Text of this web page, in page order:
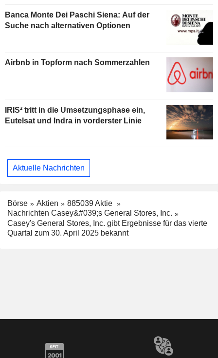
Banca Monte Dei Paschi Siena: Auf der
Suche nach alternativen Optionen
Airbnb in Topform nach Sommerzahlen
IRIS² tritt in die Umsetzungsphase ein,
Eutelsat und Indra in vorderster Linie
Aktuelle Nachrichten
Börse Aktien
885039 Aktie
Nachrichten Casey&#039;s General Stores, Inc.
Casey's General Stores, Inc. gibt Ergebnisse für das vierte
Quartal zum 30. April 2025 bekannt